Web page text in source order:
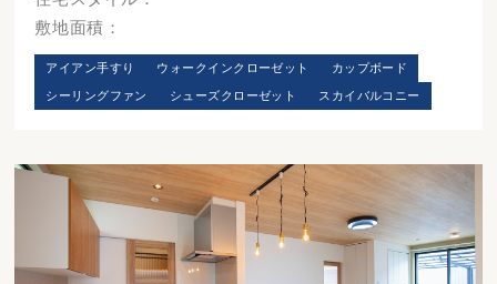
敷地面積：
アイアン手すり ウォークインクローゼット カップボード
シーリングファン シューズクローゼット スカイバルコニー